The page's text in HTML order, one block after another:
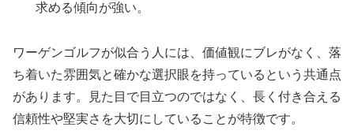
求める傾向が強い。
ワーゲンゴルフが似合う人には、価値観にブレがなく、落
ち着いた雰囲気と確かな選択眼を持っているという共通点
があります。見た目で目立つのではなく、長く付き合える
信頼性や堅実さを大切にしていることが特徴です。